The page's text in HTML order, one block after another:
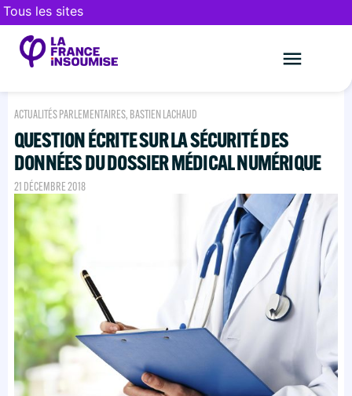
Tous les sites
ACTUALITÉS PARLEMENTAIRES, BASTIEN LACHAUD
QUESTION ÉCRITE SUR LA SÉCURITÉ DES
DONNÉES DU DOSSIER MÉDICAL NUMÉRIQUE
21 DÉCEMBRE 2018